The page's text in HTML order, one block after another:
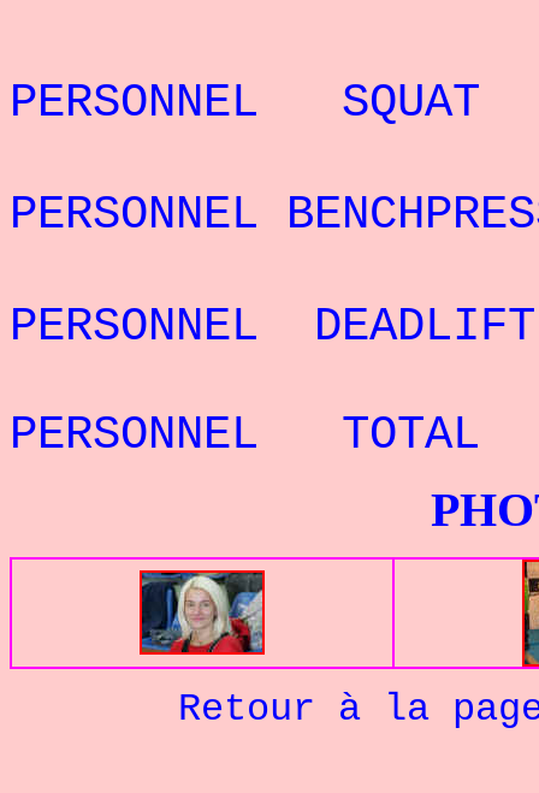
PERSONNEL
PERSONNEL
PERSONNEL
PERSONNEL
PHOTOS
Retour à la